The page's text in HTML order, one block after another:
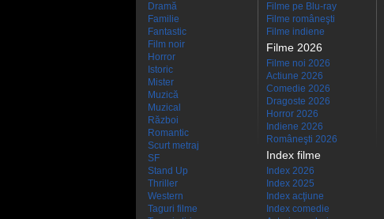
Dramă
Familie
Fantastic
Film noir
Horror
Istoric
Mister
Muzică
Muzical
Război
Romantic
Scurt metraj
SF
Stand Up
Thriller
Western
Taguri filme
Filme pe Blu-ray
Filme româneşti
Filme indiene
Filme 2026
Filme noi 2026
Actiune 2026
Comedie 2026
Dragoste 2026
Horror 2026
Indiene 2026
Româneşti 2026
Index filme
Index 2026
Index 2025
Index acţiune
Index comedie